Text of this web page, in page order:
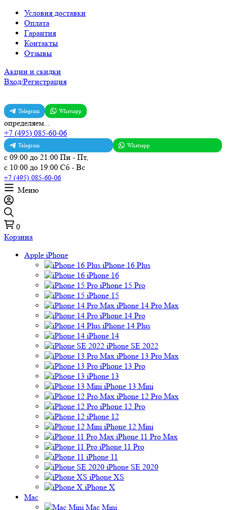
Условия доставки
Оплата
Гарантия
Контакты
Отзывы
Акции и скидки
Вход/Регистрация
Telegram Whatsapp
определяем...
+7 (495) 085-60-06
Telegram Whatsapp
с 09:00 до 21:00 Пн - Пт,
с 10:00 до 19:00 Сб - Вс
+7 (495) 085-60-06
Меню
0
Корзина
Apple iPhone
iPhone 16 Plus
iPhone 16
iPhone 15 Pro
iPhone 15
iPhone 14 Pro Max
iPhone 14 Pro
iPhone 14 Plus
iPhone 14
iPhone SE 2022
iPhone 13 Pro Max
iPhone 13 Pro
iPhone 13
iPhone 13 Mini
iPhone 12 Pro Max
iPhone 12 Pro
iPhone 12
iPhone 12 Mini
iPhone 11 Pro Max
iPhone 11 Pro
iPhone 11
iPhone SE 2020
iPhone XS
iPhone X
Mac
Mac Mini